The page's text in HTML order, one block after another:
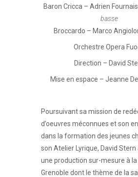
Baron Cricca – Adrien
basse
Broccardo – Marco
Orchestre Opera
Direction – David
Mise en espace – Jeanne
Poursuivant sa mission de
d’oeuvres méconnues et son
dans la formation des jeunes
son Atelier Lyrique, David Stern
une production sur-mesure à la
Grenoble dont le thème de la